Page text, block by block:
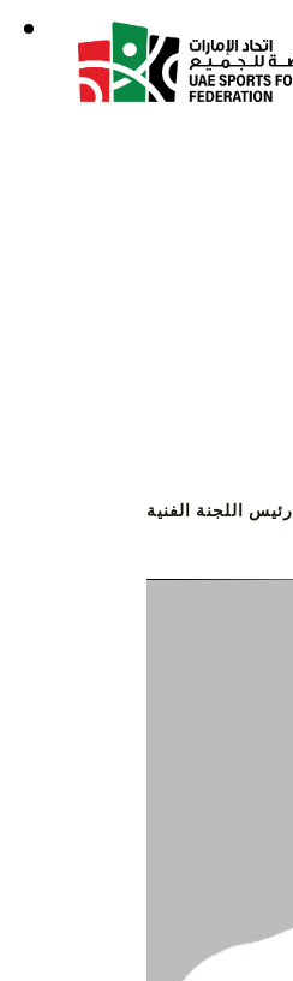
رئيس اللجنة الفنية